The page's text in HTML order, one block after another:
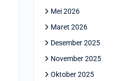
Mei 2026
Maret 2026
Desember 2025
November 2025
Oktober 2025